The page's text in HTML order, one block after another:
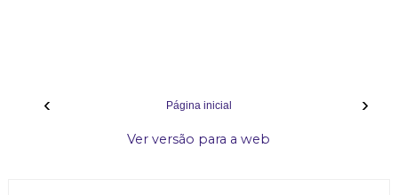
‹ ›
Página inicial
Ver versão para a web